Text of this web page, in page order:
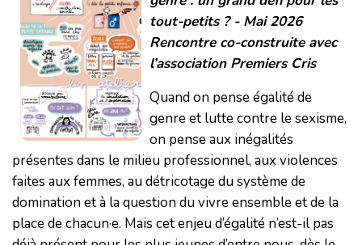
tout-petits ? - Mai 2026
Rencontre co-construite avec
l’association Premiers Cris
Quand on pense égalité de
genre et lutte contre le sexisme,
on pense aux inégalités
présentes dans le milieu professionnel, aux violences
faites aux femmes, au détricotage du système de
domination et à la question du vivre ensemble et de la
place de chacun·e. Mais cet enjeu d’égalité n’est-il pas